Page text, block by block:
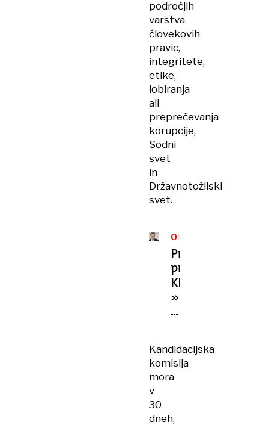
področjih
varstva
človekovih
pravic,
integritete,
etike,
lobiranja
ali
preprečevanja
korupcije,
Sodni
svet
in
Državnotožilski
svet.
ODZIV
Protest
predsednika
KPK:
»Premier
Golob,
šlo!«
Kandidacijska
komisija
mora
v
30
dneh,